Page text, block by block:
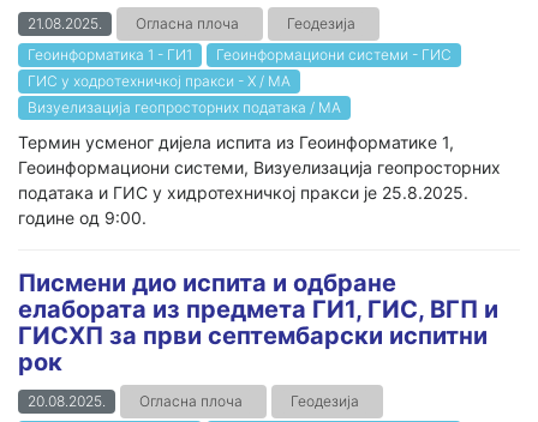
21.08.2025. Огласна плоча
Геодезија
Геоинформатика 1 - ГИ1
Геоинформациони системи - ГИС
ГИС у ходротехничкој пракси - Х / МА
Визуелизација геопросторних података / МА
Термин усменог дијела испита из Геоинформатике 1,
Геоинформациони системи, Визуелизација геопросторних
података и ГИС у хидротехничкој пракси је 25.8.2025.
године од 9:00.
Писмени дио испита и одбране
елабората из предмета ГИ1, ГИС, ВГП и
ГИСХП за први септембарски испитни
рок
20.08.2025. Огласна плоча
Геодезија